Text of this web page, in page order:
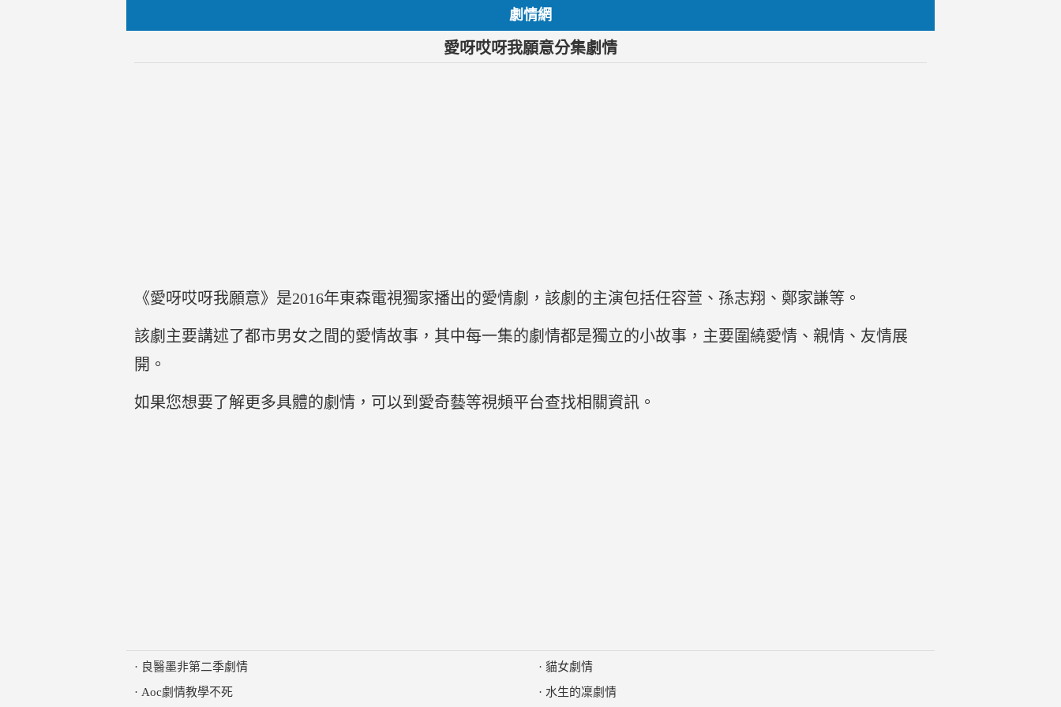
劇情網
愛呀哎呀我願意分集劇情
《愛呀哎呀我願意》是2016年東森電視獨家播出的愛情劇，該劇的主演包括任容萱、孫志翔、鄭家謙等。
該劇主要講述了都市男女之間的愛情故事，其中每一集的劇情都是獨立的小故事，主要圍繞愛情、親情、友情展
開。
如果您想要了解更多具體的劇情，可以到愛奇藝等視頻平台查找相關資訊。
· 良醫墨非第二季劇情
· Aoc劇情教學不死
· 貓女劇情
· 水生的凜劇情